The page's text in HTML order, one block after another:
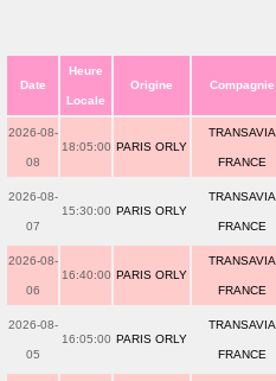
Date
Heure
Locale
Origine Compagnie
2026-08-
08
18:05:00 PARIS ORLY
TRANSAVIA
FRANCE
2026-08-
07
15:30:00 PARIS ORLY
TRANSAVIA
FRANCE
2026-08-
06
16:40:00 PARIS ORLY
TRANSAVIA
FRANCE
2026-08-
05
16:05:00 PARIS ORLY
TRANSAVIA
FRANCE